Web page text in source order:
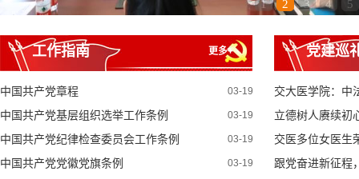
1 2 3 4 5
更多+
工作指南
中国共产党章程 03-19
中国共产党基层组织选举工作条例 03-19
中国共产党纪律检查委员会工作条例 03-19
中国共产党党徽党旗条例 03-19
党建巡
交大医学院：中
立德树人赓续初
交医多位女医生
跟党奋进新征程